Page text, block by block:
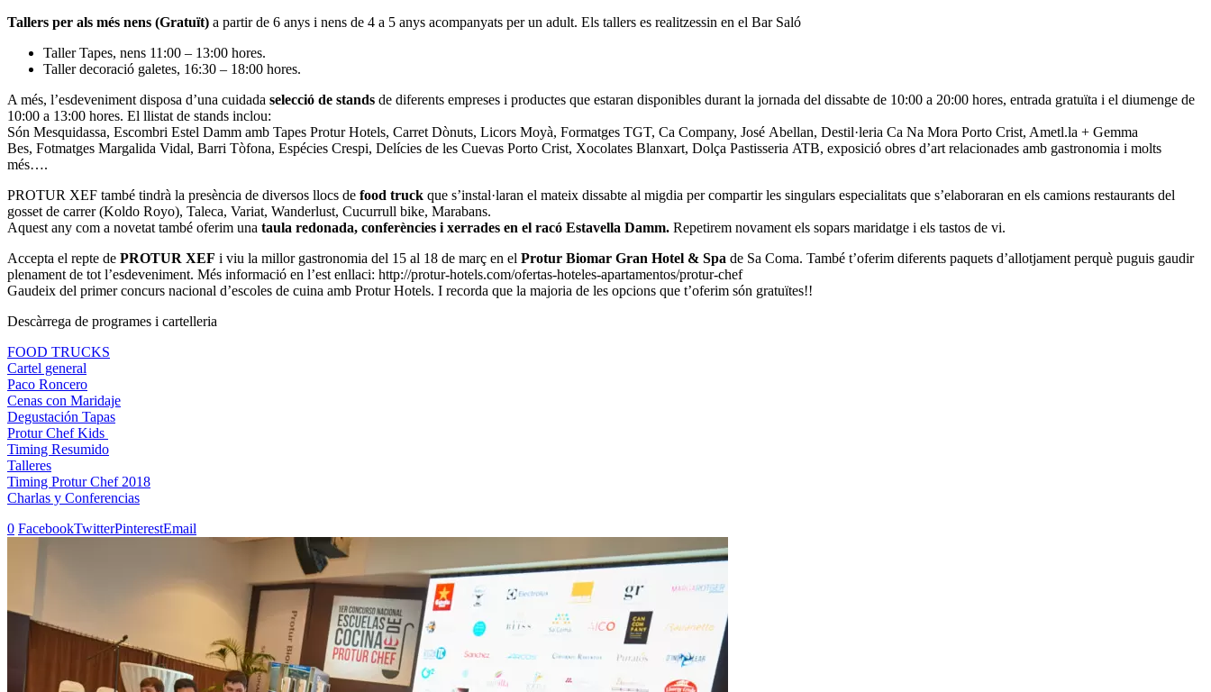
Tallers per als més nens (Gratuït) a partir de 6 anys i nens de 4 a 5 anys acompanyats per un adult. Els tallers es realitzessin en el Bar Saló
Taller Tapes, nens 11:00 – 13:00 hores.
Taller decoració galetes, 16:30 – 18:00 hores.
A més, l’esdeveniment disposa d’una cuidada selecció de stands de diferents empreses i productes que estaran disponibles durant la jornada del dissabte de 10:00 a 20:00 hores, entrada gratuïta i el diumenge de
10:00 a 13:00 hores. El llistat de stands inclou:
Són Mesquidassa, Escombri Estel Damm amb Tapes Protur Hotels, Carret Dònuts, Licors Moyà, Formatges TGT, Ca Company, José Abellan, Destil·leria Ca Na Mora Porto Crist, Ametl.la + Gemma
Bes, Fotmatges Margalida Vidal, Barri Tòfona, Espécies Crespi, Delícies de les Cuevas Porto Crist, Xocolates Blanxart, Dolça Pastisseria ATB, exposició obres d’art relacionades amb gastronomia i molts
més….
PROTUR XEF també tindrà la presència de diversos llocs de food truck que s’instal·laran el mateix dissabte al migdia per compartir les singulars especialitats que s’elaboraran en els camions restaurants del
gosset de carrer (Koldo Royo), Taleca, Variat, Wanderlust, Cucurrull bike, Marabans.
Aquest any com a novetat també oferim una taula redonada, conferències i xerrades en el racó Estavella Damm. Repetirem novament els sopars maridatge i els tastos de vi.
Accepta el repte de PROTUR XEF i viu la millor gastronomia del 15 al 18 de març en el Protur Biomar Gran Hotel & Spa de Sa Coma. També t’oferim diferents paquets d’allotjament perquè puguis gaudir
plenament de tot l’esdeveniment. Més informació en l’est enllaci: http://protur-hotels.com/ofertas-hoteles-apartamentos/protur-chef
Gaudeix del primer concurs nacional d’escoles de cuina amb Protur Hotels. I recorda que la majoria de les opcions que t’oferim són gratuïtes!!
Descàrrega de programes i cartelleria
FOOD TRUCKS
Cartel general
Paco Roncero
Cenas con Maridaje
Degustación Tapas
Protur Chef Kids
Timing Resumido
Talleres
Timing Protur Chef 2018
Charlas y Conferencias
0 FacebookTwitterPinterestEmail